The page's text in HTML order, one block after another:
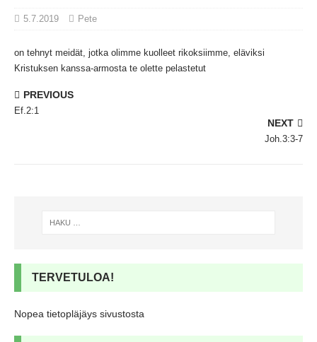
5.7.2019 Pete
on tehnyt meidät, jotka olimme kuolleet rikoksiimme, eläviksi
Kristuksen kanssa-armosta te olette pelastetut
PREVIOUS
Ef.2:1
NEXT
Joh.3:3-7
TERVETULOA!
Nopea tietopläjäys sivustosta